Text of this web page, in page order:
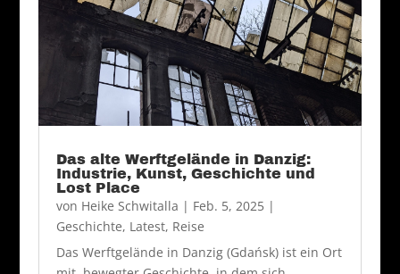
Das alte Werftgelände in Danzig:
Industrie, Kunst, Geschichte und
Lost Place
von Heike Schwitalla | Feb. 5, 2025|
Geschichte, Latest, Reise
Das Werftgelände in Danzig (Gdańsk) ist ein Ort